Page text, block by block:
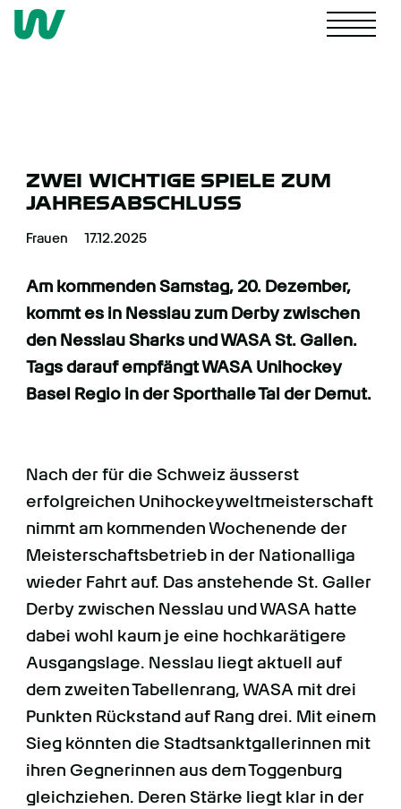
FRAUEN
MÄNNER
FANS
VEREIN
SCHIRIS
ZWEI WICHTIGE SPIELE ZUM
JAHRESABSCHLUSS
Frauen 17.12.2025
Am kommenden Samstag, 20. Dezember,
kommt es in Nesslau zum Derby zwischen
den Nesslau Sharks und WASA St. Gallen.
Tags darauf empfängt WASA Unihockey
Basel Regio in der Sporthalle Tal der Demut.
Nach der für die Schweiz äusserst
erfolgreichen Unihockeyweltmeisterschaft
nimmt am kommenden Wochenende der
Meisterschaftsbetrieb in der Nationalliga
wieder Fahrt auf. Das anstehende St. Galler
Derby zwischen Nesslau und WASA hatte
dabei wohl kaum je eine hochkarätigere
Ausgangslage. Nesslau liegt aktuell auf
dem zweiten Tabellenrang, WASA mit drei
Punkten Rückstand auf Rang drei. Mit einem
Sieg könnten die Stadtsanktgallerinnen mit
ihren Gegnerinnen aus dem Toggenburg
gleichziehen. Deren Stärke liegt klar in der